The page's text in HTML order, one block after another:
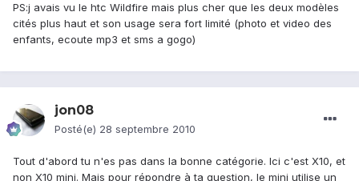
PS:j avais vu le htc Wildfire mais plus cher que les deux modèles
cités plus haut et son usage sera fort limité (photo et video des
enfants, ecoute mp3 et sms a gogo)
jon08
Posté(e) 28 septembre 2010
Tout d'abord tu n'es pas dans la bonne catégorie. Ici c'est X10, et
non X10 mini. Mais pour répondre à ta question, le mini utilise un